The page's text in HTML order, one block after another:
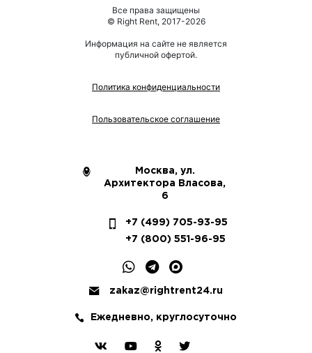
Все права защищены
© Right Rent, 2017-2026
Информация на сайте не является
публичной офертой.
Политика конфиденциальности
Пользовательское соглашение
Москва, ул.
Архитектора Власова,
6
+7 (499) 705-93-95
+7 (800) 551-96-95
zakaz@rightrent24.ru
Ежедневно, круглосуточно